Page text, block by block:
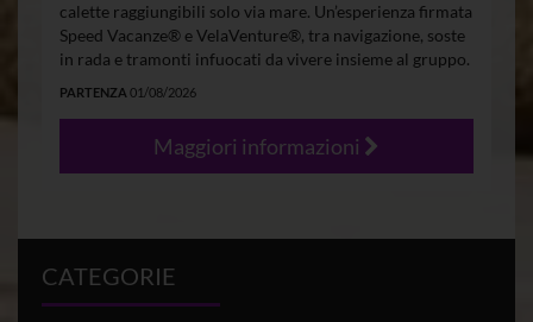
calette raggiungibili solo via mare. Un’esperienza firmata
Speed Vacanze® e VelaVenture®, tra navigazione, soste
in rada e tramonti infuocati da vivere insieme al gruppo.
PARTENZA 01/08/2026
Maggiori informazioni
CATEGORIE